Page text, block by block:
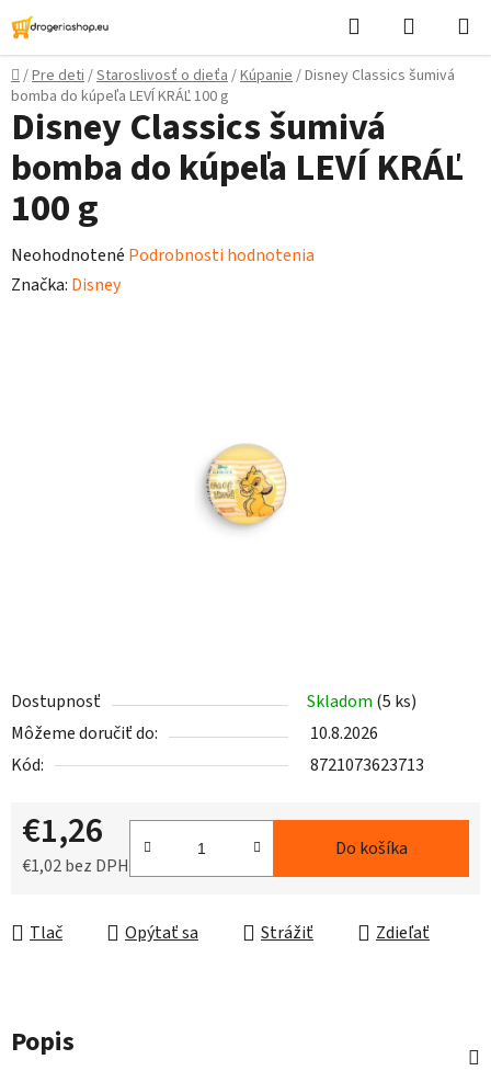
Prejsť
na
obsah
Hľadať
košík
Domov
/Pre deti/Staroslivosť o dieťa/Kúpanie/Disney Classics šumivá
bomba do kúpeľa LEVÍ KRÁĽ 100 g
Dostupnosť Skladom (5 ks)
Môžeme doručiť do:
10.8.2026
Kód:
8721073623713
€1,26
€1,02 bez DPH
Do košíka
Tlač Opýtať sa Strážiť Zdieľať
Disney Classics šumivá
bomba do kúpeľa LEVÍ KRÁĽ
100 g
Priemerné
hodnotenie
Neohodnotené Podrobnosti hodnotenia
Značka: Disney
Popis